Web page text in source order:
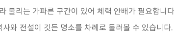
불리는 가파른 구간이 있어 체력 안배가 필요합니
와 전설이 깃든 명소를 차례로 둘러볼 수 있습니다.